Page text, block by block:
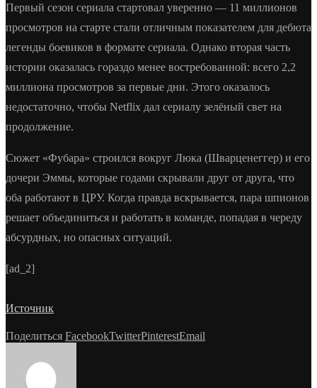
Первый сезон сериала стартовал уверенно — 11 миллионов
просмотров на старте стали отличным показателем для дебюта
легенды боевиков в формате сериала. Однако вторая часть
истории оказалась гораздо менее востребованной: всего 2,2
миллиона просмотров за первые дни. Этого оказалось
недостаточно, чтобы Netflix дал сериалу зелёный свет на
продолжение.
Сюжет «Фубара» строился вокруг Люка (Шварценеггер) и его
дочери Эммы, которые годами скрывали друг от друга, что
оба работают в ЦРУ. Когда правда вскрывается, пара шпионов
решает объединиться и работать в команде, попадая в череду
абсурдных, но опасных ситуаций.
[ad_2]
Источник
Поделиться FacebookTwitterPinterestEmail